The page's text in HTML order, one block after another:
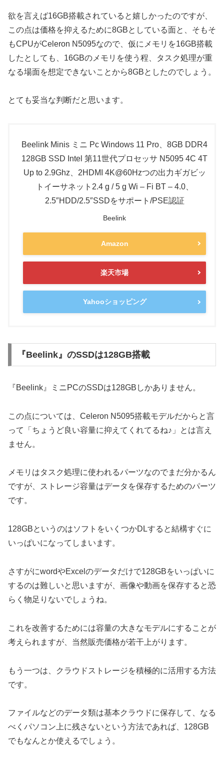
欲を言えば16GB搭載されていると嬉しかったのですが、
この点は価格を抑えるために8GBとしている面と、そもそ
もCPUがCeleron N5095なので、仮にメモリを16GB搭載
したとしても、16GBのメモリを使う程、タスク処理が重
なる場面を想定できないことから8GBとしたのでしょう。
とても妥当な判断だと思います。
Beelink Minis ミニ Pc Windows 11 Pro、8GB DDR4
128GB SSD Intel 第11世代プロセッサ N5095 4C 4T
Up to 2.9Ghz、2HDMI 4K@60Hzつの出力ギガビッ
トイーサネット2.4 g / 5 g Wi – Fi BT – 4.0、
2.5″HDD/2.5″SSDをサポート/PSE認証
Beelink
Amazon
楽天市場
Yahooショッピング
『Beelink』のSSDは128GB搭載
『Beelink』ミニPCのSSDは128GBしかありません。
この点については、Celeron N5095搭載モデルだからと言
って「ちょうど良い容量に抑えてくれてるね♪」とは言え
ません。
メモリはタスク処理に使われるパーツなのでまだ分かるん
ですが、ストレージ容量はデータを保存するためのパーツ
です。
128GBというのはソフトをいくつかDLすると結構すぐに
いっぱいになってしまいます。
さすがにwordやExcelのデータだけで128GBをいっぱいに
するのは難しいと思いますが、画像や動画を保存すると恐
らく物足りないでしょうね。
これを改善するためには容量の大きなモデルにすることが
考えられますが、当然販売価格が若干上がります。
もう一つは、クラウドストレージを積極的に活用する方法
です。
ファイルなどのデータ類は基本クラウドに保存して、なる
べくパソコン上に残さないという方法であれば、128GB
でもなんとか使えるでしょう。